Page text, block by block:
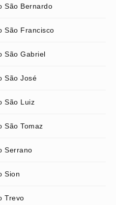
São Bernardo
São Francisco
São Gabriel
São José
São Luiz
São Tomaz
Serrano
Sion
Trevo